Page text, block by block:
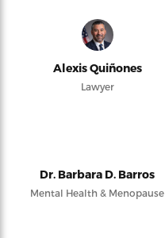
Alexis Quiñones
Lawyer
Dr. Barbara D. Barros
Mental Health & Menopause